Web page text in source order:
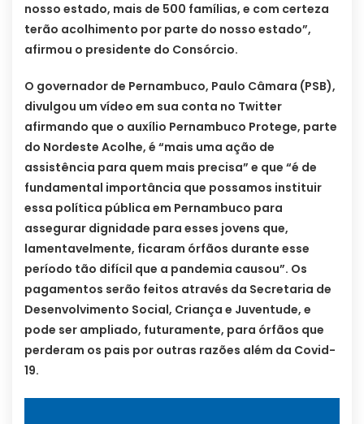
nosso estado, mais de 500 famílias, e com certeza
terão acolhimento por parte do nosso estado”,
afirmou o presidente do Consórcio.
O governador de Pernambuco, Paulo Câmara (PSB),
divulgou um vídeo em sua conta no Twitter
afirmando que o auxílio Pernambuco Protege, parte
do Nordeste Acolhe, é “mais uma ação de
assistência para quem mais precisa” e que “é de
fundamental importância que possamos instituir
essa política pública em Pernambuco para
assegurar dignidade para esses jovens que,
lamentavelmente, ficaram órfãos durante esse
período tão difícil que a pandemia causou”. Os
pagamentos serão feitos através da Secretaria de
Desenvolvimento Social, Criança e Juventude, e
pode ser ampliado, futuramente, para órfãos que
perderam os pais por outras razões além da Covid-
19.